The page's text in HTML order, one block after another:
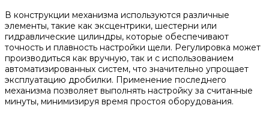
В конструкции механизма используются различные
элементы, такие как эксцентрики, шестерни или
гидравлические цилиндры, которые обеспечивают
точность и плавность настройки щели. Регулировка может
производиться как вручную, так и с использованием
автоматизированных систем, что значительно упрощает
эксплуатацию дробилки. Применение последнего
механизма позволяет выполнять настройку за считанные
минуты, минимизируя время простоя оборудования.